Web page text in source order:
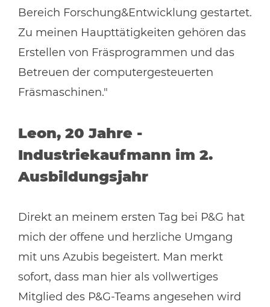
Bereich Forschung&Entwicklung gestartet.
Zu meinen Haupttätigkeiten gehören das
Erstellen von Fräsprogrammen und das
Betreuen der computergesteuerten
Fräsmaschinen."
Leon, 20 Jahre -
Industriekaufmann im 2.
Ausbildungsjahr
Direkt an meinem ersten Tag bei P&G hat
mich der offene und herzliche Umgang
mit uns Azubis begeistert. Man merkt
sofort, dass man hier als vollwertiges
Mitglied des P&G-Teams angesehen wird